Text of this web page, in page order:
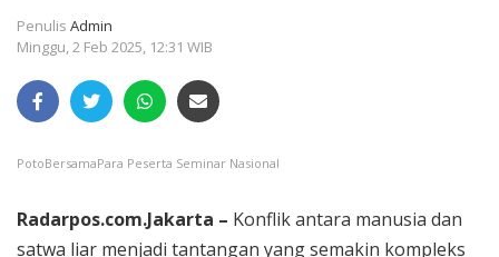
Penulis Admin
Minggu, 2 Feb 2025, 12:31 WIB
PotoBersamaPara Peserta Seminar Nasional
Radarpos.com.Jakarta – Konflik antara manusia dan
satwa liar menjadi tantangan yang semakin kompleks